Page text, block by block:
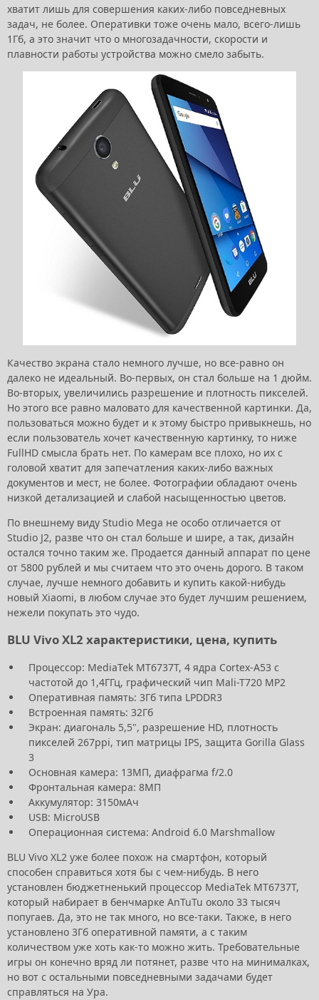
хватит лишь для совершения каких-либо повседневных
задач, не более. Оперативки тоже очень мало, всего-лишь
1Гб, а это значит что о многозадачности, скорости и
плавности работы устройства можно смело забыть.
Качество экрана стало немного лучше, но все-равно он
далеко не идеальный. Во-первых, он стал больше на 1 дюйм.
Во-вторых, увеличились разрешение и плотность пикселей.
Но этого все равно маловато для качественной картинки. Да,
пользоваться можно будет и к этому быстро привыкнешь, но
если пользователь хочет качественную картинку, то ниже
FullHD смысла брать нет. По камерам все плохо, но их с
головой хватит для запечатления каких-либо важных
документов и мест, не более. Фотографии обладают очень
низкой детализацией и слабой насыщенностью цветов.
По внешнему виду Studio Mega не особо отличается от
Studio J2, разве что он стал больше и шире, а так, дизайн
остался точно таким же. Продается данный аппарат по цене
от 5800 рублей и мы считаем что это очень дорого. В таком
случае, лучше немного добавить и купить какой-нибудь
новый Xiaomi, в любом случае это будет лучшим решением,
нежели покупать это чудо.
BLU Vivo XL2 характеристики, цена, купить
Процессор: MediaTek MT6737T, 4 ядра Cortex-A53 с
частотой до 1,4ГГц, графический чип Mali-T720 MP2
Оперативная память: 3Гб типа LPDDR3
Встроенная память: 32Гб
Экран: диагональ 5,5", разрешение HD, плотность
пикселей 267ppi, тип матрицы IPS, защита Gorilla Glass
3
Основная камера: 13МП, диафрагма f/2.0
Фронтальная камера: 8МП
Аккумулятор: 3150мАч
USB: MicroUSB
Операционная система: Android 6.0 Marshmallow
BLU Vivo XL2 уже более похож на смартфон, который
способен справиться хотя бы с чем-нибудь. В него
установлен бюджетненький процессор MediaTek MT6737T,
который набирает в бенчмарке AnTuTu около 33 тысяч
попугаев. Да, это не так много, но все-таки. Также, в него
установлено 3Гб оперативной памяти, а с таким
количеством уже хоть как-то можно жить. Требовательные
игры он конечно вряд ли потянет, разве что на минималках,
но вот с остальными повседневными задачами будет
справляться на Ура.